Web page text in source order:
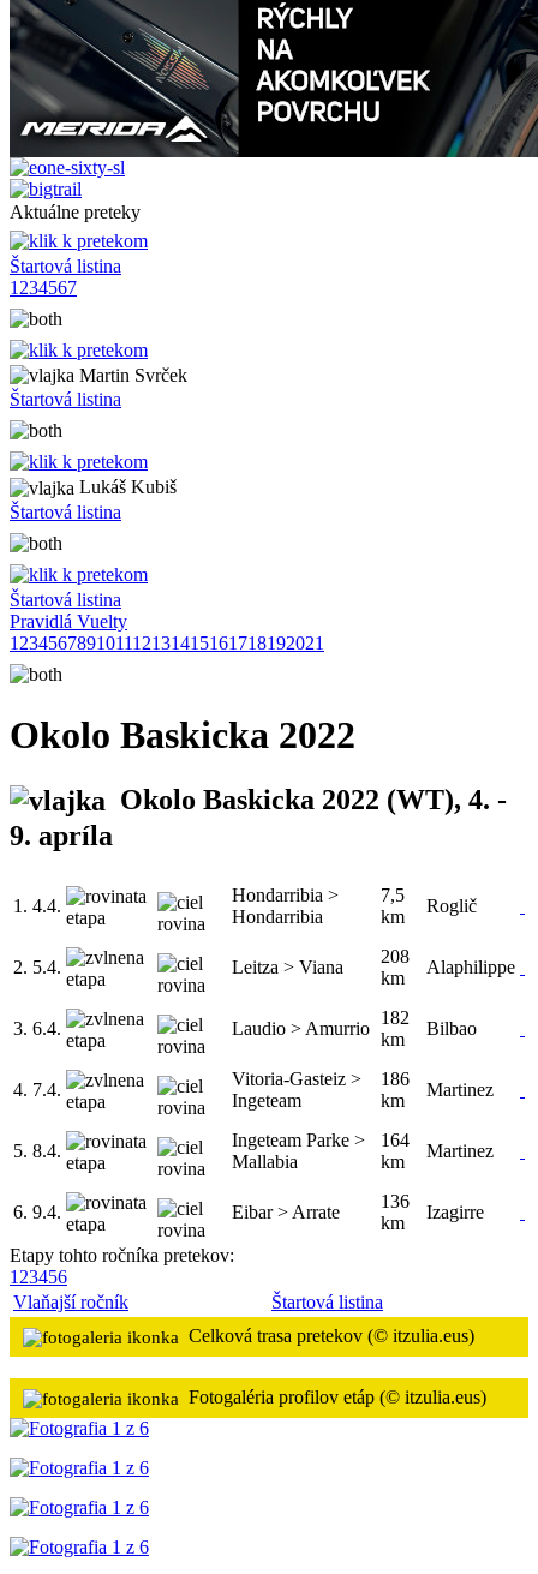
Aktuálne preteky
Štartová listina
1 234567
Martin Svrček
Štartová listina
Lukáš Kubiš
Štartová listina
Štartová listina
Pravidlá Vuelty
1 23456789101112131415161718192021
Okolo Baskicka 2022
Okolo Baskicka 2022 (WT), 4. -
9. apríla
1. 4.4.
Hondarribia >
Hondarribia
7,5
km
Roglič
2. 5.4. Leitza > Viana
208
km
Alaphilippe
3. 6.4. Laudio > Amurrio
182
km
Bilbao
4. 7.4.
Vitoria-Gasteiz >
Ingeteam
186
km
Martinez
5. 8.4.
Ingeteam Parke >
Mallabia
164
km
Martinez
6. 9.4. Eibar > Arrate
136
km
Izagirre
Etapy tohto ročníka pretekov:
123456
Vlaňajší ročník
Štartová listina
Celková trasa pretekov (© itzulia.eus)
Fotogaléria profilov etáp (© itzulia.eus)